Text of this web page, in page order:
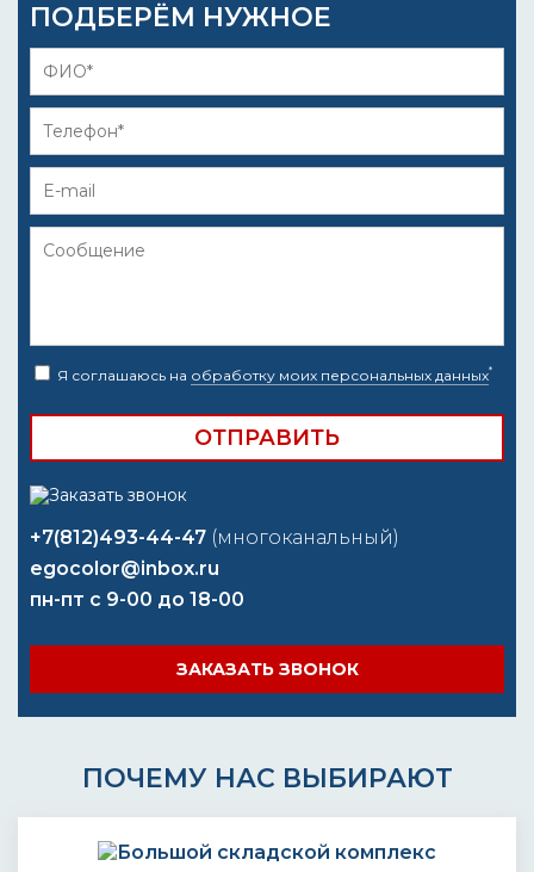
ПОДБЕРЁМ НУЖНОЕ
Я соглашаюсь на обработку моих персональных данных*
+7(812)493-44-47 (многоканальный)
egocolor@inbox.ru
пн-пт с 9-00 до 18-00
ЗАКАЗАТЬ ЗВОНОК
ПОЧЕМУ НАС ВЫБИРАЮТ